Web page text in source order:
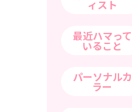
ィスト
最近ハマって
いること
パーソナルカ
ラー